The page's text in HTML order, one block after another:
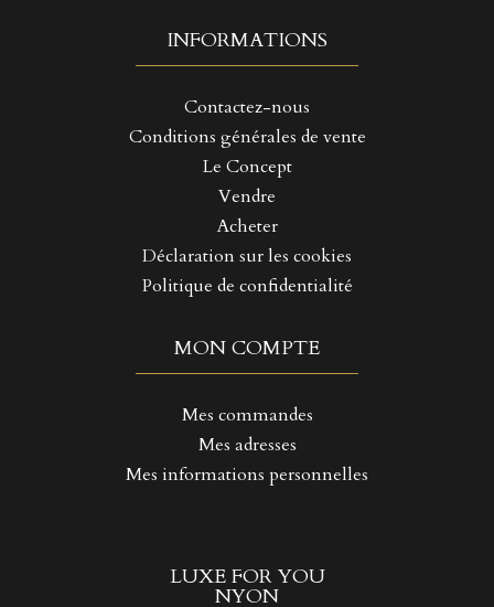
INFORMATIONS
Contactez-nous
Conditions générales de vente
Le Concept
Vendre
Acheter
Déclaration sur les cookies
Politique de confidentialité
MON COMPTE
Mes commandes
Mes adresses
Mes informations personnelles
LUXE FOR YOU
NYON